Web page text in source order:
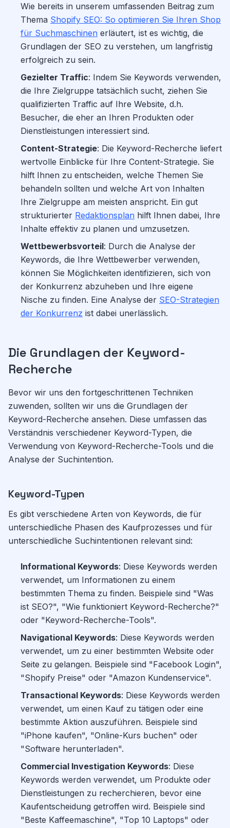
Wie bereits in unserem umfassenden Beitrag zum
Thema Shopify SEO: So optimieren Sie Ihren Shop
für Suchmaschinen erläutert, ist es wichtig, die
Grundlagen der SEO zu verstehen, um langfristig
erfolgreich zu sein.
Gezielter Traffic: Indem Sie Keywords verwenden,
die Ihre Zielgruppe tatsächlich sucht, ziehen Sie
qualifizierten Traffic auf Ihre Website, d.h.
Besucher, die eher an Ihren Produkten oder
Dienstleistungen interessiert sind.
Content-Strategie: Die Keyword-Recherche liefert
wertvolle Einblicke für Ihre Content-Strategie. Sie
hilft Ihnen zu entscheiden, welche Themen Sie
behandeln sollten und welche Art von Inhalten
Ihre Zielgruppe am meisten anspricht. Ein gut
strukturierter Redaktionsplan hilft Ihnen dabei, Ihre
Inhalte effektiv zu planen und umzusetzen.
Wettbewerbsvorteil: Durch die Analyse der
Keywords, die Ihre Wettbewerber verwenden,
können Sie Möglichkeiten identifizieren, sich von
der Konkurrenz abzuheben und Ihre eigene
Nische zu finden. Eine Analyse der SEO-Strategien
der Konkurrenz ist dabei unerlässlich.
Die Grundlagen der Keyword-
Recherche
Bevor wir uns den fortgeschrittenen Techniken
zuwenden, sollten wir uns die Grundlagen der
Keyword-Recherche ansehen. Diese umfassen das
Verständnis verschiedener Keyword-Typen, die
Verwendung von Keyword-Recherche-Tools und die
Analyse der Suchintention.
Keyword-Typen
Es gibt verschiedene Arten von Keywords, die für
unterschiedliche Phasen des Kaufprozesses und für
unterschiedliche Suchintentionen relevant sind:
Informational Keywords: Diese Keywords werden
verwendet, um Informationen zu einem
bestimmten Thema zu finden. Beispiele sind "Was
ist SEO?", "Wie funktioniert Keyword-Recherche?"
oder "Keyword-Recherche-Tools".
Navigational Keywords: Diese Keywords werden
verwendet, um zu einer bestimmten Website oder
Seite zu gelangen. Beispiele sind "Facebook Login",
"Shopify Preise" oder "Amazon Kundenservice".
Transactional Keywords: Diese Keywords werden
verwendet, um einen Kauf zu tätigen oder eine
bestimmte Aktion auszuführen. Beispiele sind
"iPhone kaufen", "Online-Kurs buchen" oder
"Software herunterladen".
Commercial Investigation Keywords: Diese
Keywords werden verwendet, um Produkte oder
Dienstleistungen zu recherchieren, bevor eine
Kaufentscheidung getroffen wird. Beispiele sind
"Beste Kaffeemaschine", "Top 10 Laptops" oder